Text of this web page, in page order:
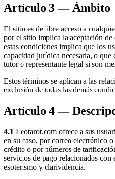
Artículo 3 — Ámbito
El sitio es de libre acceso a
por el sitio implica la aceptación de
estas condiciones implica que los
capacidad jurídica necesaria, o que
tutor o representante legal si son
Estos términos se aplican a las
exclusión de todas las demás
Artículo 4 —
4.1 Leotarot.com ofrece a sus
en su caso, por correo electrónico
crédito o por números de
servicios de pago relacionados con
esoterismo y clarividencia.